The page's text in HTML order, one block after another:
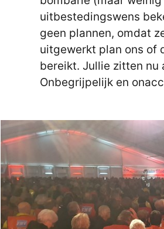
uitbestedingswens
geen plannen, omdat
uitgewerkt plan ons of
bereikt. Jullie zitten nu
Onbegrijpelijk en